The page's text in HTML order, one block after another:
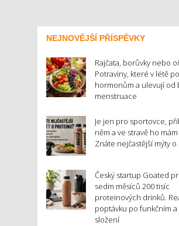
NEJNOVĚJŠÍ PŘÍSPĚVKY
Rajčata, borůvky nebo
Potraviny, které v létě
hormonům a ulevují od
menstruace
Je jen pro sportovce,
něm a ve stravě ho
Znáte nejčastější mýty
Český startup Goated
sedm měsíců 200 tisíc
proteinových drinků.
poptávku po funkčním a
složení